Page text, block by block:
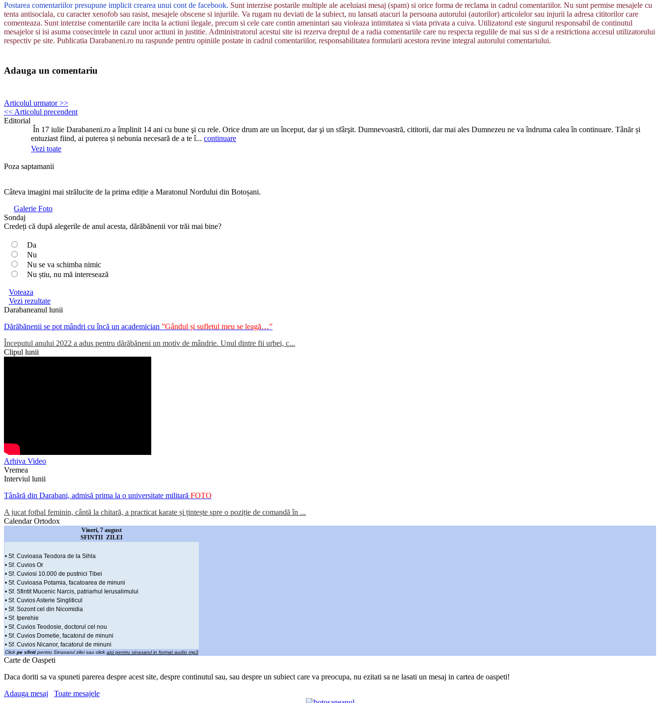
Postarea comentariilor presupune implicit crearea unui cont de facebook. Sunt interzise postarile multiple ale aceluiasi mesaj (spam) si orice forma de reclama in cadrul comentariilor. Nu sunt permise mesajele cu
tenta antisociala, cu caracter xenofob sau rasist, mesajele obscene si injuriile. Va rugam nu deviati de la subiect, nu lansati atacuri la persoana autorului (autorilor) articolelor sau injurii la adresa cititorilor care
comenteaza. Sunt interzise comentariile care incita la actiuni ilegale, precum si cele care contin amenintari sau violeaza intimitatea si viata privata a cuiva. Utilizatorul este singurul responsabil de continutul
mesajelor si isi asuma consecintele in cazul unor actiuni in justitie. Administratorul acestui site isi rezerva dreptul de a radia comentariile care nu respecta regulile de mai sus si de a restrictiona accesul utilizatorului
respectiv pe site. Publicatia Darabaneni.ro nu raspunde pentru opiniile postate in cadrul comentariilor, responsabilitatea formularii acestora revine integral autorului comentariului.
Adauga un comentariu
Articolul urmator >>
<< Articolul precendent
Editorial
În 17 iulie Darabaneni.ro a împlinit 14 ani cu bune şi cu rele. Orice drum are un început, dar şi un sfârşit. Dumnevoastră, cititorii, dar mai ales Dumnezeu ne va îndruma calea în continuare. Tânăr și
entuziast fiind, ai puterea și nebunia necesară de a te î... continuare
Vezi toate
Poza saptamanii
Câteva imagini mai strălucite de la prima ediție a Maratonul Nordului din Botoșani.
Galerie Foto
Sondaj
Credeți că după alegerile de anul acesta, dărăbănenii vor trăi mai bine?
Da
Nu
Nu se va schimba nimic
Nu știu, nu mă interesează
Voteaza
Vezi rezultate
Darabaneanul lunii
Dărăbănenii se pot mândri cu încă un academician ”Gândul și sufletul meu se leagă…”
Începutul anului 2022 a adus pentru dărăbăneni un motiv de mândrie. Unul dintre fii urbei, c...
Clipul lunii
Arhiva Video
Vremea
Interviul lunii
Tânără din Darabani, admisă prima la o universitate militară FOTO
A jucat fotbal feminin, cântă la chitară, a practicat karate și țintește spre o poziție de comandă în ...
Calendar Ortodox
Vineri, 7 august
SFINTII ZILEI
• Sf. Cuvioasa Teodora de la Sihla
• Sf. Cuvios Or
• Sf. Cuviosi 10.000 de pustnici Tibei
• Sf. Cuvioasa Potamia, facatoarea de minuni
• Sf. Sfintit Mucenic Narcis, patriarhul Ierusalimului
• Sf. Cuvios Asterie Singliticul
• Sf. Sozont cel din Nicomidia
• Sf. Iperehie
• Sf. Cuvios Teodosie, doctorul cel nou
• Sf. Cuvios Dometie, facatorul de minuni
• Sf. Cuvios Nicanor, facatorul de minuni
Click pe sfinti pentru Sinaxarul zilei sau click aici pentru sinaxarul in format audio mp3
Carte de Oaspeti
Daca doriti sa va spuneti parerea despre acest site, despre continutul sau, sau despre un subiect care va preocupa, nu ezitati sa ne lasati un mesaj in cartea de oaspeti!
Adauga mesaj
Toate mesajele